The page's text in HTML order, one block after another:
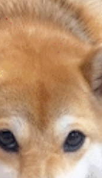
プリをダウンロード済みの方
アプリで開く